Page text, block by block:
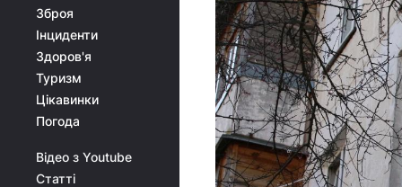
Зброя
Інциденти
Здоров'я
Туризм
Цікавинки
Погода
Відео з Youtube
Статті